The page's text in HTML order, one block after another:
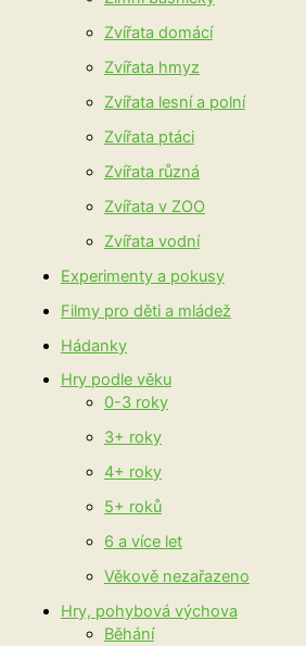
Zvířata domácí
Zvířata hmyz
Zvířata lesní a polní
Zvířata ptáci
Zvířata různá
Zvířata v ZOO
Zvířata vodní
Experimenty a pokusy
Filmy pro děti a mládež
Hádanky
Hry podle věku
0-3 roky
3+ roky
4+ roky
5+ roků
6 a více let
Věkově nezařazeno
Hry, pohybová výchova
Běhání